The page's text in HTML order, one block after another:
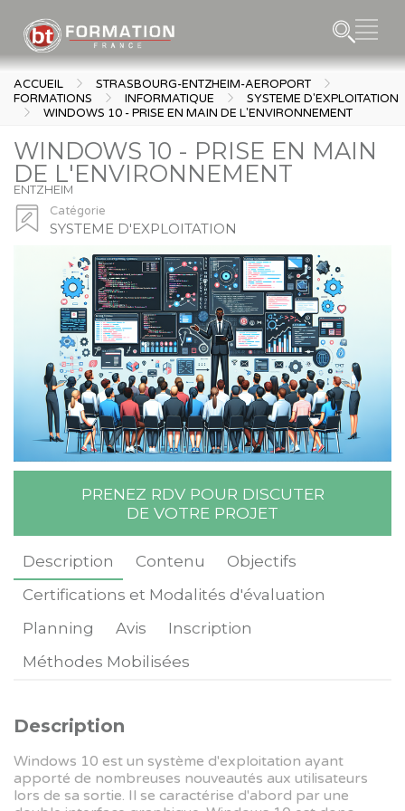
Rechercher une formation
ACCUEIL
STRASBOURG-ENTZHEIM-AEROPORT
FORMATIONS
INFORMATIQUE
SYSTEME D'EXPLOITATION
WINDOWS 10 - PRISE EN MAIN DE L'ENVIRONNEMENT
WINDOWS 10 - PRISE EN MAIN
DE L'ENVIRONNEMENT
ENTZHEIM
Catégorie
SYSTEME D'EXPLOITATION
PRENEZ RDV POUR DISCUTER
DE VOTRE PROJET
Description Contenu
Objectifs
Certifications et Modalités d'évaluation
Planning
Avis
Inscription
Méthodes Mobilisées
Description
Windows 10 est un système d'exploitation ayant
apporté de nombreuses nouveautés aux utilisateurs
lors de sa sortie. Il se caractérise d'abord par une